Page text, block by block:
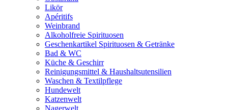
Likör
Apéritifs
Weinbrand
Alkoholfreie Spirituosen
Geschenkartikel Spirituosen & Getränke
Bad & WC
Küche & Geschirr
Reinigungsmittel & Haushaltsutensilien
Waschen & Textilpflege
Hundewelt
Katzenwelt
Nagerwelt